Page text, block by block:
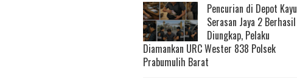
Pencurian di Depot Kayu
Serasan Jaya 2 Berhasil
Diungkap, Pelaku
Diamankan URC Wester 838 Polsek
Prabumulih Barat